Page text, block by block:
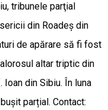
tribunele parţial
din Roadeş din
de apărare să fi fost
altar triptic din
din Sibiu. În luna
parțial. Contact: